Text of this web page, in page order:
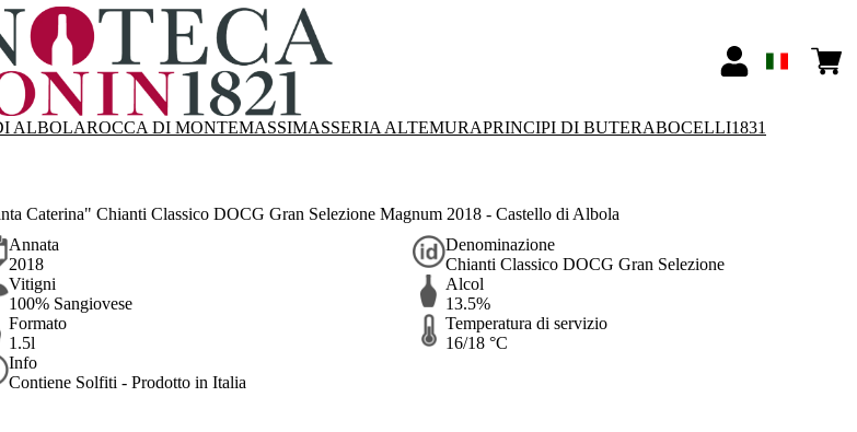
ALBOLAROCCA DI MONTEMASSIMASSERIA ALTEMURAPRINCIPI DI BUTERABOCELLI1831
Caterina" Chianti Classico DOCG Gran Selezione Magnum 2018 - Castello di Albola
Annata
2018
Denominazione
Chianti Classico DOCG Gran Selezione
Vitigni
100% Sangiovese
Alcol
13.5%
Formato
1.5l
Temperatura di servizio
16/18 °C
Info
Contiene Solfiti - Prodotto in Italia